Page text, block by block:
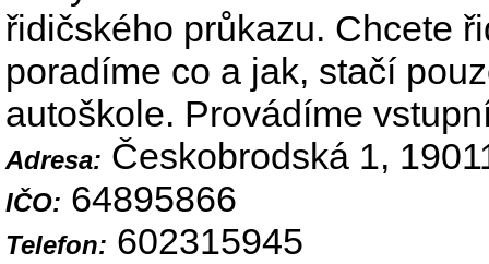
řidičského průkazu. Chcete
poradíme co a jak, stačí
autoškole. Provádíme
Adresa: Českobrodská 1,
IČO: 64895866
Telefon: 602315945